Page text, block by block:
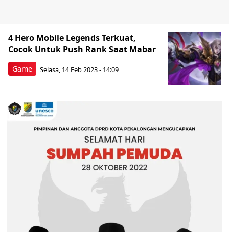
Game
4 Hero Mobile Legends Terkuat,
Cocok Untuk Push Rank Saat Mabar
Selasa, 14 Feb 2023 - 14:09